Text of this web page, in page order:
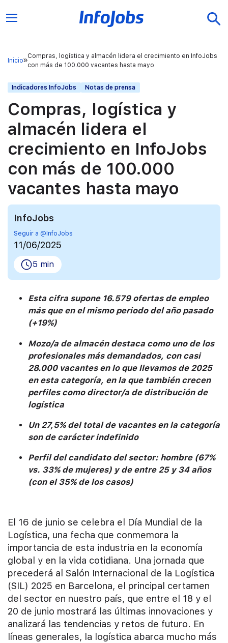
Inicio
Compras, logística y almacén lidera el crecimiento en InfoJobs
con más de 100.000 vacantes hasta mayo
Indicadores InfoJobs Notas de prensa
Compras, logística y
almacén lidera el
crecimiento en InfoJobs
con más de 100.000
vacantes hasta mayo
InfoJobs
Seguir a @InfoJobs
11/06/2025
5 min
Esta cifra supone 16.579 ofertas de empleo
más que en el mismo periodo del año pasado
(+19%)
Mozo/a de almacén destaca como uno de los
profesionales más demandados, con casi
28.000 vacantes en lo que llevamos de 2025
en esta categoría, en la que también crecen
perfiles como director/a de distribución de
logística
Un 27,5% del total de vacantes en la categoría
son de carácter indefinido
Perfil del candidato del sector: hombre (67%
vs. 33% de mujeres) y de entre 25 y 34 años
(con el 35% de los casos)
El 16 de junio se celebra el Día Mundial de la
Logística, una fecha que conmemora la
importancia de esta industria en la economía
global y en la vida cotidiana. Una jornada que
precederá al Salón Internacional de la Logística
(SIL) 2025 en Barcelona, el principal certamen
del sector en nuestro país, que entre el 18 y el
20 de junio mostrará las últimas innovaciones y
analizará las tendencias y retos de futuro. En
líneas generales, la logística abarca mucho más